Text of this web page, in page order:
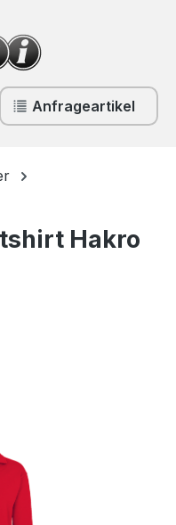
hast 0 Produkte auf
Anfrageartikel
Hakro